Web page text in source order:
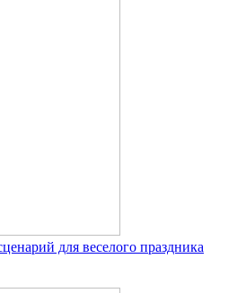
для веселого праздника